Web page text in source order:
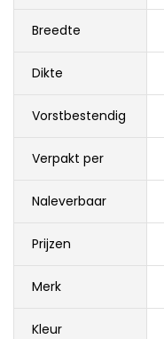
Breedte
Dikte
Vorstbestendig
Verpakt per
Naleverbaar
Prijzen
Merk
Kleur